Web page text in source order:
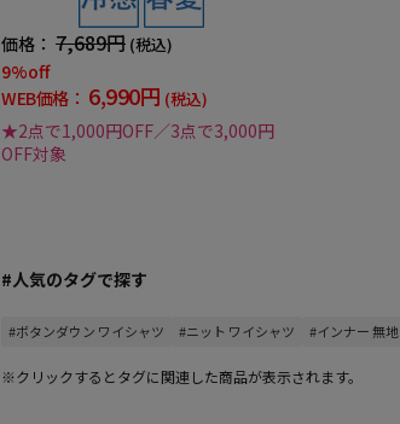
価格： 7,689円 (税込)
9%off
WEB価格： 6,990円 (税込)
★2点で1,000円OFF／3点で3,000円
OFF対象
#人気のタグで探す
#ボタンダウン ワイシャツ #ニット ワイシャツ #インナー 無地
※クリックするとタグに関連した商品が表示されます。